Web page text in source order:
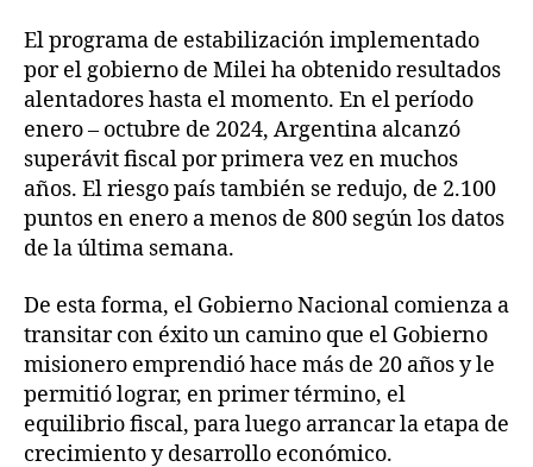
El programa de estabilización implementado
por el gobierno de Milei ha obtenido resultados
alentadores hasta el momento. En el período
enero – octubre de 2024, Argentina alcanzó
superávit fiscal por primera vez en muchos
años. El riesgo país también se redujo, de 2.100
puntos en enero a menos de 800 según los datos
de la última semana.
De esta forma, el Gobierno Nacional comienza a
transitar con éxito un camino que el Gobierno
misionero emprendió hace más de 20 años y le
permitió lograr, en primer término, el
equilibrio fiscal, para luego arrancar la etapa de
crecimiento y desarrollo económico.